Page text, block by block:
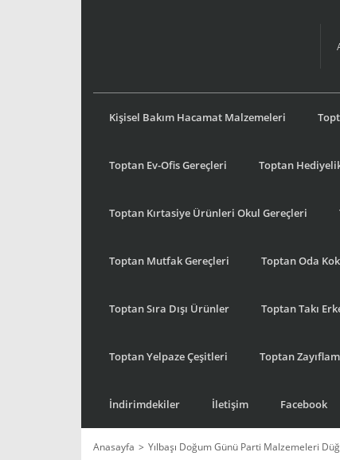
Kişisel Bakım Hacamat Malzemeleri
Toptan Ev-Ofis Gereçleri Toptan
Toptan Kırtasiye Ürünleri Okul Gereçleri
Toptan Mutfak Gereçleri Toptan Oda
Toptan Sıra Dışı Ürünler Toptan Takı
Toptan Yelpaze Çeşitleri Toptan
İndirimdekiler İletişim Facebook
Anasayfa Yılbaşı Doğum Günü Parti Malzemeleri